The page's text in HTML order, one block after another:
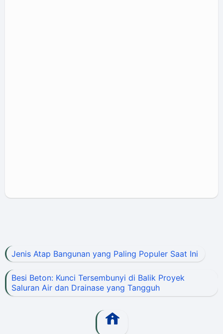
Jenis Atap Bangunan yang Paling Populer Saat Ini
Besi Beton: Kunci Tersembunyi di Balik Proyek
Saluran Air dan Drainase yang Tangguh